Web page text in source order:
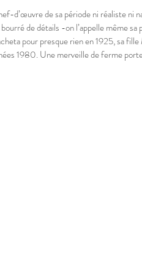
d’œuvre de sa période ni réaliste ni
de détails -on l’appelle même
pour presque rien en 1925, sa
1980. Une merveille de ferme